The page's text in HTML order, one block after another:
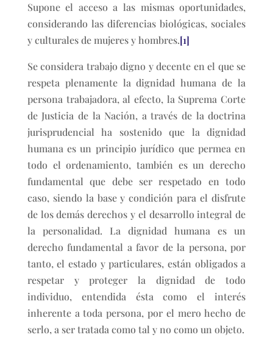
Supone el acceso a las mismas oportunidades,
considerando las diferencias biológicas, sociales
y culturales de mujeres y hombres.[1]
Se considera trabajo digno y decente en el que se
respeta plenamente la dignidad humana de la
persona trabajadora, al efecto, la Suprema Corte
de Justicia de la Nación, a través de la doctrina
jurisprudencial ha sostenido que la dignidad
humana es un principio jurídico que permea en
todo el ordenamiento, también es un derecho
fundamental que debe ser respetado en todo
caso, siendo la base y condición para el disfrute
de los demás derechos y el desarrollo integral de
la personalidad. La dignidad humana es un
derecho fundamental a favor de la persona, por
tanto, el estado y particulares, están obligados a
respetar y proteger la dignidad de todo
individuo, entendida ésta como el interés
inherente a toda persona, por el mero hecho de
serlo, a ser tratada como tal y no como un objeto.